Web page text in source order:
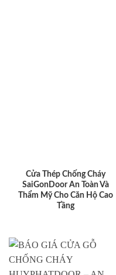
Cửa Thép Chống Cháy
SaiGonDoor An Toàn Và
Thẩm Mỹ Cho Căn Hộ Cao
Tầng